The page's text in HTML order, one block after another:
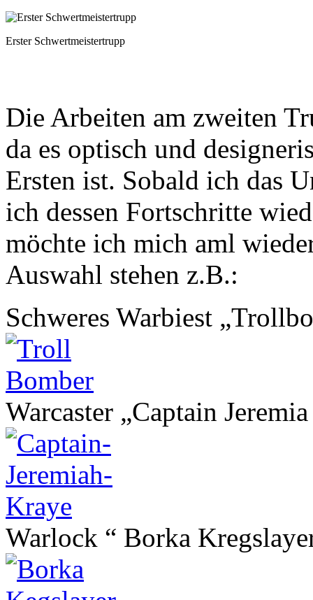
Erster Schwertmeistertrupp
Die Arbeiten am zweiten
da es optisch und
Ersten ist. Sobald ich das
ich dessen Fortschritte
möchte ich mich aml
Auswahl stehen z.B.:
Schweres Warbiest
Warcaster „Captain
Warlock “ Borka